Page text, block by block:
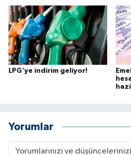
LPG'ye indirim geliyor!
Yorumlar